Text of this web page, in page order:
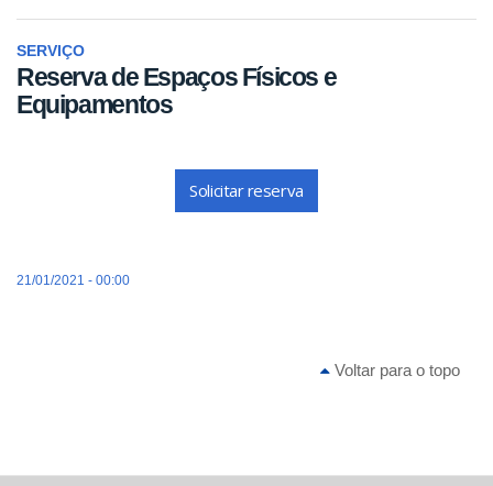
SERVIÇO
Reserva de Espaços Físicos e
Equipamentos
Solicitar reserva
21/01/2021 - 00:00
Voltar para o topo